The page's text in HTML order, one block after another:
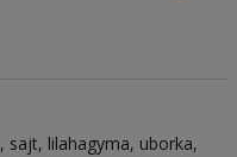
sajt lilahagyma uborka